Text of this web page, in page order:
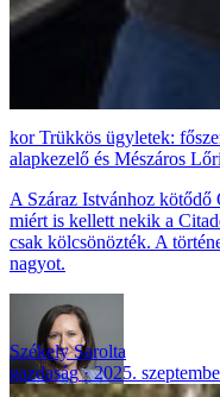
Trükkös ügyletek:
alapkezelő és Mészáros
A Száraz Istvánhoz
miért is kellett nekik a
csak kölcsönözték. A
nagyot.
Székely Sarolta
gazdaság
2025.